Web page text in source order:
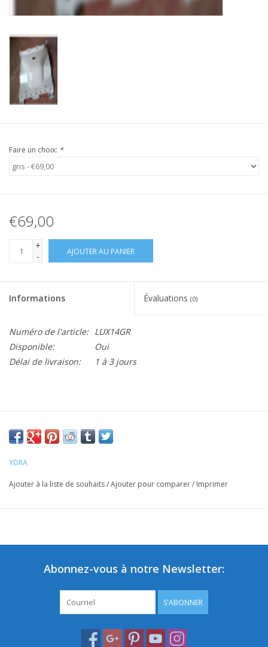
Faire un choix: *
€69,00
+
-
AJOUTER AU PANIER
Informations Évaluations (0)
Numéro de l'article: LUX14GR
Disponible:
Oui
Délai de livraison:
1 à 3 jours
YDRA
Ajouter à la liste de souhaits/Ajouter pour comparer/ Imprimer
Abonnez-vous à notre Newsletter:
S'ABONNER